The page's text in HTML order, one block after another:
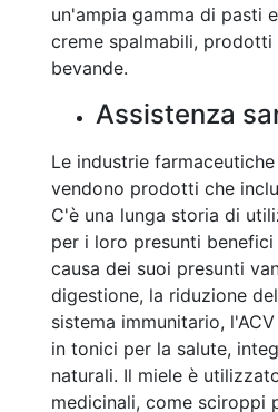
un'ampia gamma di pasti
creme spalmabili,
bevande.
Assistenza
Le industrie
vendono prodotti che
C'è una lunga storia di
per i loro presunti
causa dei suoi presunti
digestione, la riduzione
sistema immunitario,
in tonici per la salute,
naturali. Il miele è
medicinali, come sciroppi